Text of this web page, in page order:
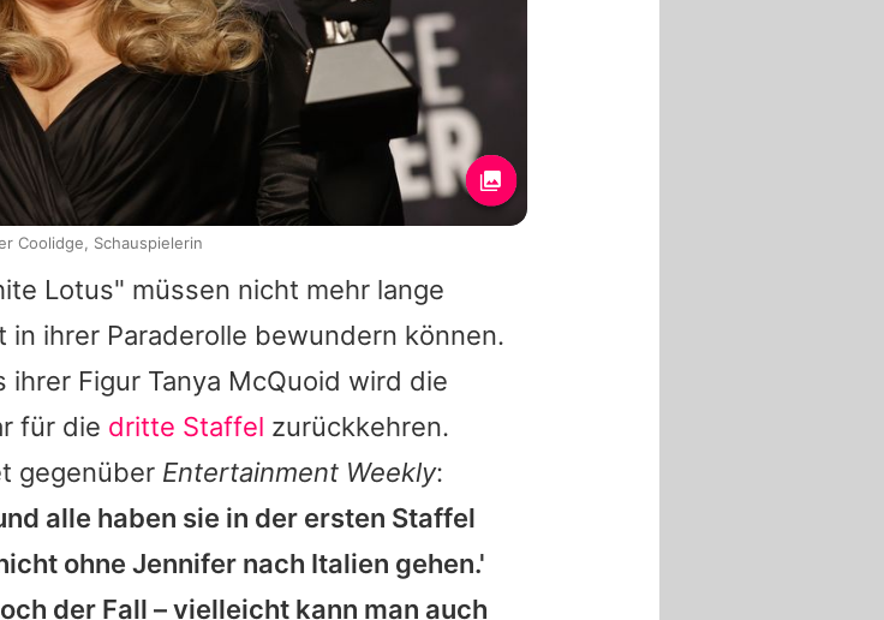
Lotus" müssen nicht mehr lange
in ihrer Paraderolle bewundern können.
Figur Tanya McQuoid wird die
für die dritte Staffel zurückkehren.
gegenüber Entertainment Weekly:
alle haben sie in der ersten Staffel
ohne Jennifer nach Italien gehen.'
der Fall – vielleicht kann man auch
Coolidge, Schauspielerin